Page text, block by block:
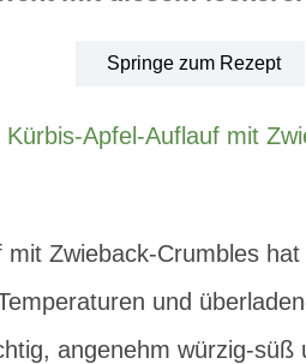
Springe zum Rezept
Zwieback-Crumbles
und
angenehm würzig-süß